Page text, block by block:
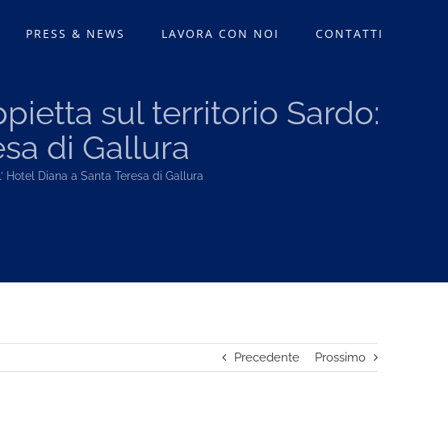
PRESS & NEWS LAVORA CON NOI CONTATTI
sul territorio Sardo:
di Gallura
Diana a Santa Teresa di Gallura
Precedente Prossimo